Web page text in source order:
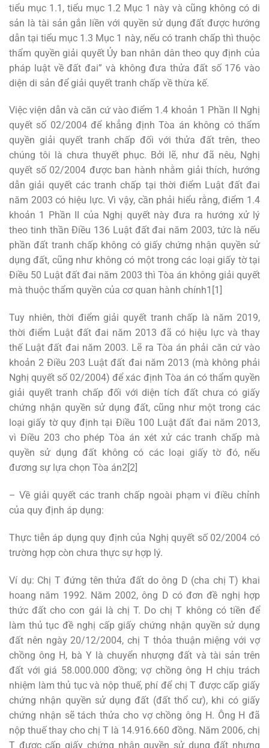
tiểu mục 1.1, tiểu mục 1.2 Mục 1 này và cũng không có di
sản là tài sản gắn liền với quyền sử dụng đất được hướng
dẫn tại tiểu mục 1.3 Mục 1 này, nếu có tranh chấp thì thuộc
thẩm quyền giải quyết Ủy ban nhân dân theo quy định của
pháp luật về đất đai” và không đưa thửa đất số 176 vào
diện di sản để giải quyết tranh chấp về thừa kế.
Việc viện dẫn và căn cứ vào điểm 1.4 khoản 1 Phần II Nghị
quyết số 02/2004 để khẳng định Tòa án không có thẩm
quyền giải quyết tranh chấp đối với thửa đất trên, theo
chúng tôi là chưa thuyết phục. Bởi lẽ, như đã nêu, Nghị
quyết số 02/2004 được ban hành nhằm giải thích, hướng
dẫn giải quyết các tranh chấp tại thời điểm Luật đất đai
năm 2003 có hiệu lực. Vì vậy, cần phải hiểu rằng, điểm 1.4
khoản 1 Phần II của Nghị quyết này đưa ra hướng xử lý
theo tinh thần Điều 136 Luật đất đai năm 2003, tức là nếu
phần đất tranh chấp không có giấy chứng nhận quyền sử
dụng đất, cũng như không có một trong các loại giấy tờ tại
Điều 50 Luật đất đai năm 2003 thì Tòa án không giải quyết
mà thuộc thẩm quyền của cơ quan hành chính1[1]
Tuy nhiên, thời điểm giải quyết tranh chấp là năm 2019,
thời điểm Luật đất đai năm 2013 đã có hiệu lực và thay
thế Luật đất đai năm 2003. Lẽ ra Tòa án phải căn cứ vào
khoản 2 Điều 203 Luật đất đai năm 2013 (mà không phải
Nghị quyết số 02/2004) để xác định Tòa án có thẩm quyền
giải quyết tranh chấp đối với diện tích đất chưa có giấy
chứng nhận quyền sử dụng đất, cũng như một trong các
loại giấy tờ quy định tại Điều 100 Luật đất đai năm 2013,
vì Điều 203 cho phép Tòa án xét xử các tranh chấp mà
quyền sử dụng đất không có các loại giấy tờ đó, nếu
đương sự lựa chọn Tòa án2[2]
– Về giải quyết các tranh chấp ngoài phạm vi điều chỉnh
của quy định áp dụng:
Thực tiễn áp dụng quy định của Nghị quyết số 02/2004 có
trường hợp còn chưa thực sự hợp lý.
Ví dụ: Chị T đứng tên thửa đất do ông D (cha chị T) khai
hoang năm 1992. Năm 2002, ông D có đơn đề nghị hợp
thức đất cho con gái là chị T. Do chị T không có tiền để
làm thủ tục đề nghị cấp giấy chứng nhận quyền sử dụng
đất nên ngày 20/12/2004, chị T thỏa thuận miệng với vợ
chồng ông H, bà Y là chuyển nhượng đất và tài sản trên
đất với giá 58.000.000 đồng; vợ chồng ông H chịu trách
nhiệm làm thủ tục và nộp thuế, phí để chị T được cấp giấy
chứng nhận quyền sử dụng đất (đất thổ cư), khi có giấy
chứng nhận sẽ tách thửa cho vợ chồng ông H. Ông H đã
nộp thuế thay cho chị T là 14.916.660 đồng. Năm 2006, chị
T được cấp giấy chứng nhận quyền sử dụng đất nhưng